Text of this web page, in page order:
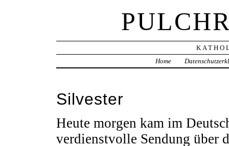
Home
Silvester
Heute morgen kam im
verdienstvolle Sendung über